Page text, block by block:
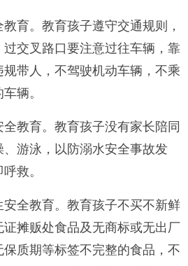
。教育孩子遵守交通规则，
交叉路口要注意过往车辆，靠
带人，不驾驶机动车辆，不乘
辆。
育。教育孩子没有家长陪同
游泳，以防溺水安全事故发
救。
全教育。教育孩子不买不新鲜
摊贩处食品及无商标或无出厂
保质期等标签不完整的食品，不